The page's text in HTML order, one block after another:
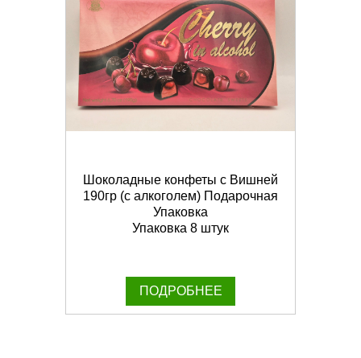
Шоколадные конфеты с Вишней
190гр (с алкоголем) Подарочная
Упаковка
Упаковка 8 штук
ПОДРОБНЕЕ